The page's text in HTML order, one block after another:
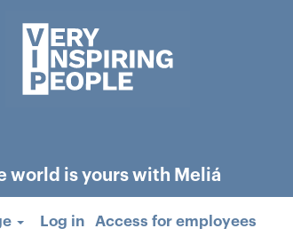
world is yours with Meliá
Log in Access for employees